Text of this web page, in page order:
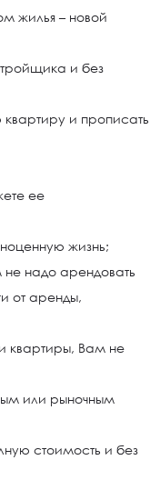
жилья – новой
и без
и прописать
ее
жизнь;
надо арендовать
от аренды,
квартиры, Вам не
или рыночным
стоимость и без